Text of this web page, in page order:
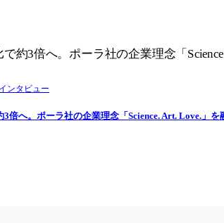
インタビュー
倍へ。ポーラ社の企業理念「Science. Art. Love.」